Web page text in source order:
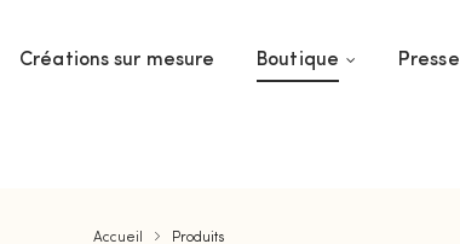
Créations sur mesure Boutique Presse
Accueil Produits